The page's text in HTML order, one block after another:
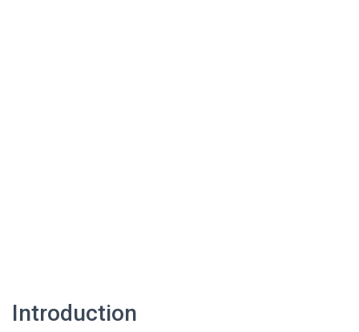
Introduction